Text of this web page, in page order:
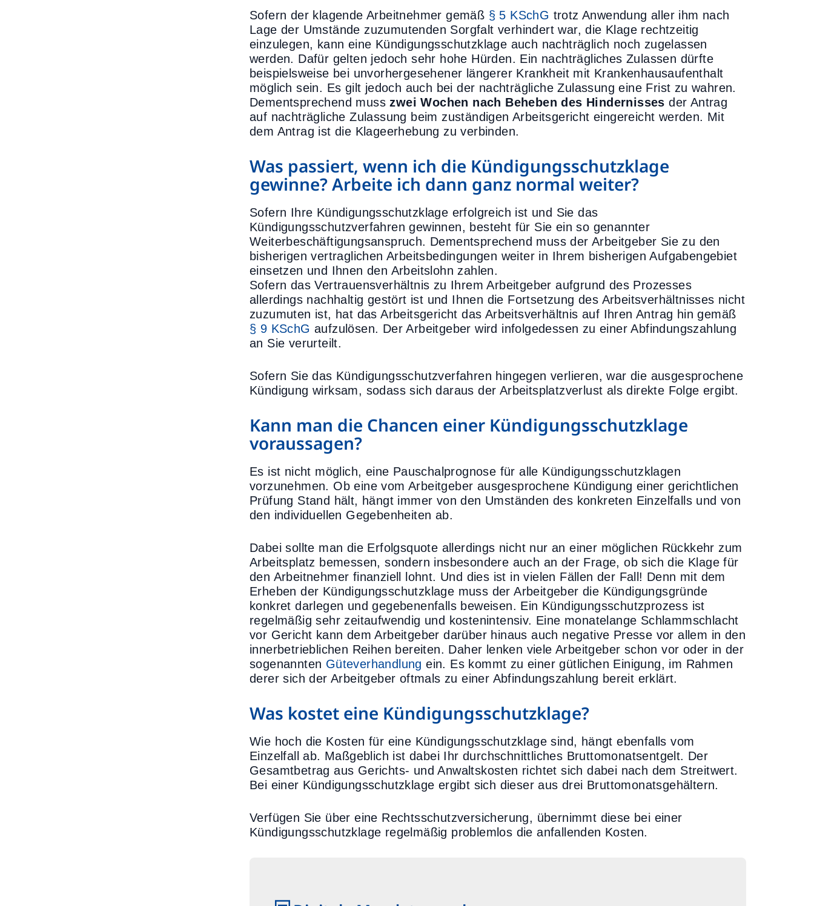
Sofern der klagende Arbeitnehmer gemäß § 5 KSchG trotz Anwendung aller ihm nach
Lage der Umstände zuzumutenden Sorgfalt verhindert war, die Klage rechtzeitig
einzulegen, kann eine Kündigungsschutzklage auch nachträglich noch zugelassen
werden. Dafür gelten jedoch sehr hohe Hürden. Ein nachträgliches Zulassen dürfte
beispielsweise bei unvorhergesehener längerer Krankheit mit Krankenhausaufenthalt
möglich sein. Es gilt jedoch auch bei der nachträgliche Zulassung eine Frist zu wahren.
Dementsprechend musszwei Wochen nach Beheben des Hindernisses der Antrag
auf nachträgliche Zulassung beim zuständigen Arbeitsgericht eingereicht werden. Mit
dem Antrag ist die Klageerhebung zu verbinden.
Was passiert, wenn ich die Kündigungsschutzklage
gewinne? Arbeite ich dann ganz normal weiter?
Sofern Ihre Kündigungsschutzklage erfolgreich ist und Sie das
Kündigungsschutzverfahren gewinnen, besteht für Sie ein so genannter
Weiterbeschäftigungsanspruch. Dementsprechend muss der Arbeitgeber Sie zu den
bisherigen vertraglichen Arbeitsbedingungen weiter in Ihrem bisherigen Aufgabengebiet
einsetzen und Ihnen den Arbeitslohn zahlen.
Sofern das Vertrauensverhältnis zu Ihrem Arbeitgeber aufgrund des Prozesses
allerdings nachhaltig gestört ist und Ihnen die Fortsetzung des Arbeitsverhältnisses nicht
zuzumuten ist, hat das Arbeitsgericht das Arbeitsverhältnis auf Ihren Antrag hin gemäß
§ 9 KSchG aufzulösen. Der Arbeitgeber wird infolgedessen zu einer Abfindungszahlung
an Sie verurteilt.
Sofern Sie das Kündigungsschutzverfahren hingegen verlieren, war die ausgesprochene
Kündigung wirksam, sodass sich daraus der Arbeitsplatzverlust als direkte Folge ergibt.
Kann man die Chancen einer Kündigungsschutzklage
voraussagen?
Es ist nicht möglich, eine Pauschalprognose für alle Kündigungsschutzklagen
vorzunehmen. Ob eine vom Arbeitgeber ausgesprochene Kündigung einer gerichtlichen
Prüfung Stand hält, hängt immer von den Umständen des konkreten Einzelfalls und von
den individuellen Gegebenheiten ab.
Dabei sollte man die Erfolgsquote allerdings nicht nur an einer möglichen Rückkehr zum
Arbeitsplatz bemessen, sondern insbesondere auch an der Frage, ob sich die Klage für
den Arbeitnehmer finanziell lohnt. Und dies ist in vielen Fällen der Fall! Denn mit dem
Erheben der Kündigungsschutzklage muss der Arbeitgeber die Kündigungsgründe
konkret darlegen und gegebenenfalls beweisen. Ein Kündigungsschutzprozess ist
regelmäßig sehr zeitaufwendig und kostenintensiv. Eine monatelange Schlammschlacht
vor Gericht kann dem Arbeitgeber darüber hinaus auch negative Presse vor allem in den
innerbetrieblichen Reihen bereiten. Daher lenken viele Arbeitgeber schon vor oder in der
sogenannten Güteverhandlung ein. Es kommt zu einer gütlichen Einigung, im Rahmen
derer sich der Arbeitgeber oftmals zu einer Abfindungszahlung bereit erklärt.
Was kostet eine Kündigungsschutzklage?
Wie hoch die Kosten für eine Kündigungsschutzklage sind, hängt ebenfalls vom
Einzelfall ab. Maßgeblich ist dabei Ihr durchschnittliches Bruttomonatsentgelt. Der
Gesamtbetrag aus Gerichts- und Anwaltskosten richtet sich dabei nach dem Streitwert.
Bei einer Kündigungsschutzklage ergibt sich dieser aus drei Bruttomonatsgehältern.
Verfügen Sie über eine Rechtsschutzversicherung, übernimmt diese bei einer
Kündigungsschutzklage regelmäßig problemlos die anfallenden Kosten.